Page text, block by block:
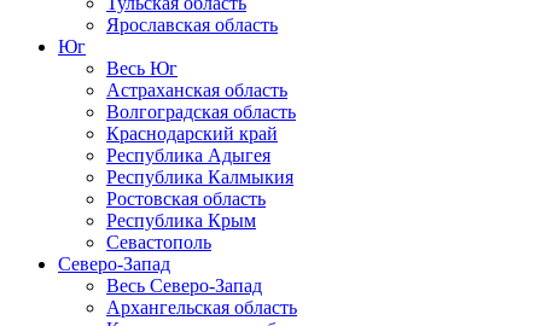
Ярославская область
Юг
Весь Юг
Астраханская область
Волгоградская область
Краснодарский край
Республика Адыгея
Республика Калмыкия
Ростовская область
Республика Крым
Севастополь
Северо-Запад
Весь Северо-Запад
Архангельская область